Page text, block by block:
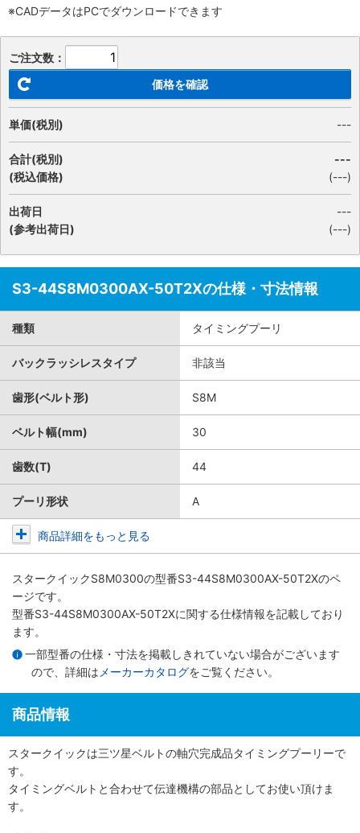
※CADデータはPCでダウンロードできます
ご注文数：
価格を確認
単価(税別) ---
合計(税別)
(税込価格)
---
(---)
出荷日
(参考出荷日)
---
(---)
S3-44S8M0300AX-50T2Xの仕様・寸法情報
種類 タイミングプーリ
バックラッシレスタイプ 非該当
歯形(ベルト形) S8M
ベルト幅(mm) 30
歯数(T) 44
プーリ形状 A
商品詳細をもっと見る
スタークイックS8M0300の型番S3-44S8M0300AX-50T2Xのペ
ージです。
型番S3-44S8M0300AX-50T2Xに関する仕様情報を記載しており
ます。
一部型番の仕様・寸法を掲載しきれていない場合がございます
ので、詳細は メーカーカタログをご覧ください。
商品情報
スタークイックは三ツ星ベルトの軸穴完成品タイミングプーリーで
す。
タイミングベルトと合わせて伝達機構の部品としてお使い頂けま
す。